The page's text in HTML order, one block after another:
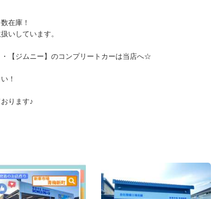
在庫！
いしています。
【ジムニー】のコンプリートカーは当店へ☆
！
ります♪